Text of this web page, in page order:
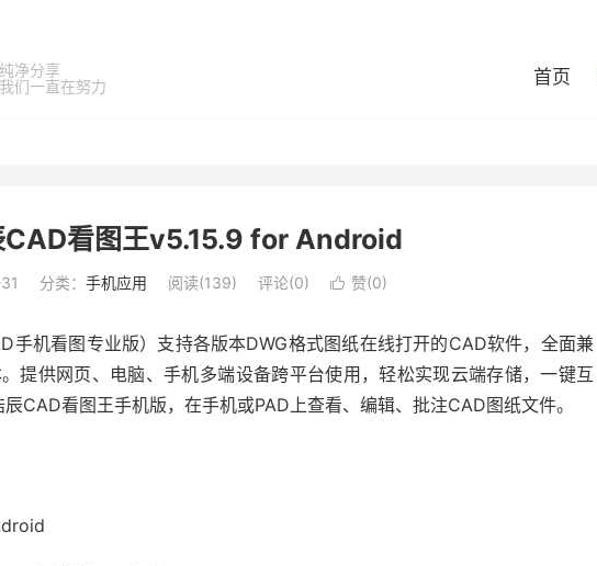
纯净分享
我们一直在努力
首页
CAD看图王v5.15.9 for Android
分类： 手机应用 阅读(139) 评论(0)  赞(0)
手机看图专业版）支持各版本DWG格式图纸在线打开的CAD软件，全面兼
提供网页、电脑、手机多端设备跨平台使用，轻松实现云端存储，一键互
CAD看图王手机版，在手机或PAD上查看、编辑、批注CAD图纸文件。